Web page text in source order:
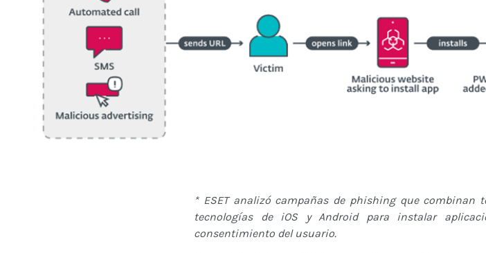
* ESET analizó campañas de phishing que combinan
tecnologías de iOS y Android para instalar
consentimiento del usuario.